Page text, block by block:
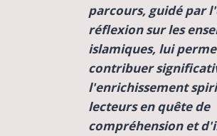
parcours, guidé par
réflexion sur les
islamiques, lui
contribuer
l'enrichissement
lecteurs en quête de
compréhension et